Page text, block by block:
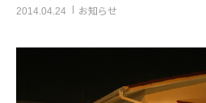
2014.04.24 お知らせ
ACCESS